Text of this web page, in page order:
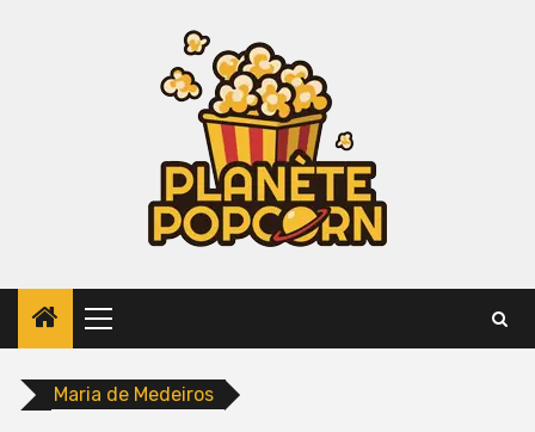
Primary
Menu
Maria de Medeiros